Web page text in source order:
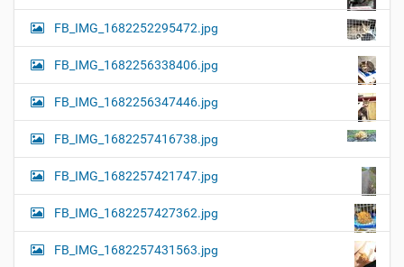
FB_IMG_1682252295472.jpg
FB_IMG_1682256338406.jpg
FB_IMG_1682256347446.jpg
FB_IMG_1682257416738.jpg
FB_IMG_1682257421747.jpg
FB_IMG_1682257427362.jpg
FB_IMG_1682257431563.jpg